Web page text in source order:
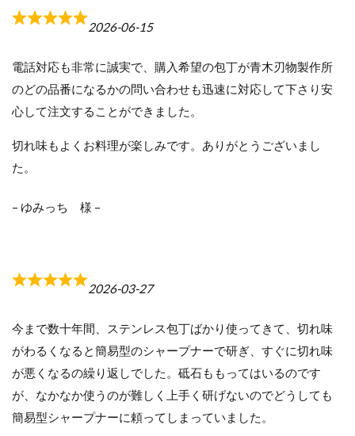
R
t
e
d
5
o
o
2026-06-15
電話対応も非常に誠実で、購入希望の包丁が青木刃物製作所
のどの品番になるかの問い合わせも迅速に対応して下さり安
心して注文することができました。
切れ味もよくお料理が楽しみです。ありがとうございまし
た。
– ゆみっち 様 –
R
t
e
d
5
.
2026-03-27
今まで数十年間、ステンレス包丁ばかり使ってきて、切れ味
がわるくなると簡易型のシャープナーで研ぎ、すぐに切れ味
が悪くなるの繰り返しでした。砥石ももってはいるのです
が、なかなか使うのが難しく上手く研げないのでどうしても
簡易型シャープナーに頼ってしまっていました。